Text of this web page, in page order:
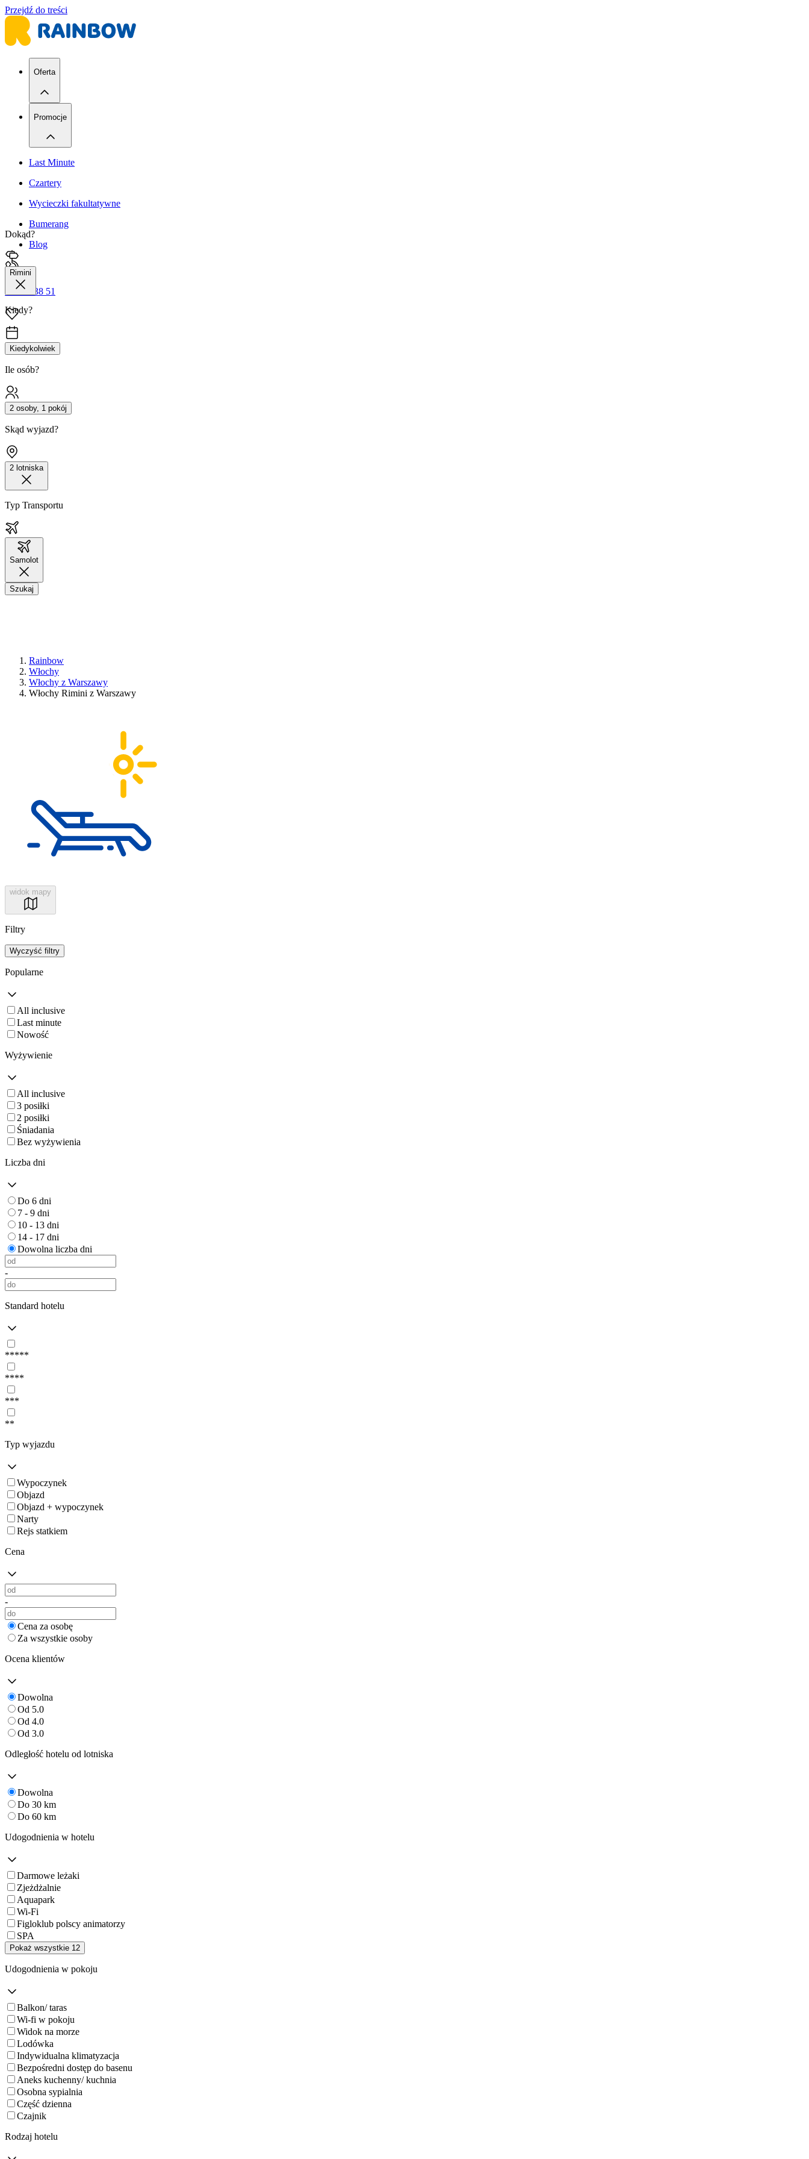
Przejdź do treści
Oferta
Promocje
Last Minute
Czartery
Wycieczki fakultatywne
Bumerang
Blog
42 680 38 51
Dokąd?
Rimini
Kiedy?
Kiedykolwiek
Ile osób?
2 osoby, 1 pokój
Skąd wyjazd?
2 lotniska
Typ Transportu
Samolot
Szukaj
Rainbow
Włochy
Włochy z Warszawy
Włochy Rimini z Warszawy
widok mapy
Filtry
Wyczyść filtry
Popularne
All inclusive
Last minute
Nowość
Wyżywienie
All inclusive
3 posiłki
2 posiłki
Śniadania
Bez wyżywienia
Liczba dni
Do 6 dni
7 - 9 dni
10 - 13 dni
14 - 17 dni
Dowolna liczba dni
-
Standard hotelu
*****
****
***
**
Typ wyjazdu
Wypoczynek
Objazd
Objazd + wypoczynek
Narty
Rejs statkiem
Cena
-
Cena za osobę
Za wszystkie osoby
Ocena klientów
Dowolna
Od 5.0
Od 4.0
Od 3.0
Odległość hotelu od lotniska
Dowolna
Do 30 km
Do 60 km
Udogodnienia w hotelu
Darmowe leżaki
Zjeżdżalnie
Aquapark
Wi-Fi
Figloklub polscy animatorzy
SPA
Pokaż wszystkie 12
Udogodnienia w pokoju
Balkon/ taras
Wi-fi w pokoju
Widok na morze
Lodówka
Indywidualna klimatyzacja
Bezpośredni dostęp do basenu
Aneks kuchenny/ kuchnia
Osobna sypialnia
Część dzienna
Czajnik
Rodzaj hotelu